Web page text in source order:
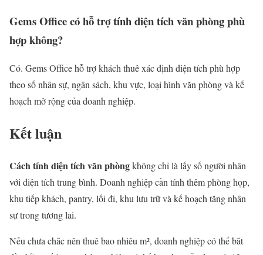
Gems Office có hỗ trợ tính diện tích văn phòng phù
hợp không?
Có. Gems Office hỗ trợ khách thuê xác định diện tích phù hợp
theo số nhân sự, ngân sách, khu vực, loại hình văn phòng và kế
hoạch mở rộng của doanh nghiệp.
Kết luận
Cách tính diện tích văn phòngkhông chỉ là lấy số người nhân
với diện tích trung bình. Doanh nghiệp cần tính thêm phòng họp,
khu tiếp khách, pantry, lối đi, khu lưu trữ và kế hoạch tăng nhân
sự trong tương lai.
Nếu chưa chắc nên thuê bao nhiêu m², doanh nghiệp có thể bắt